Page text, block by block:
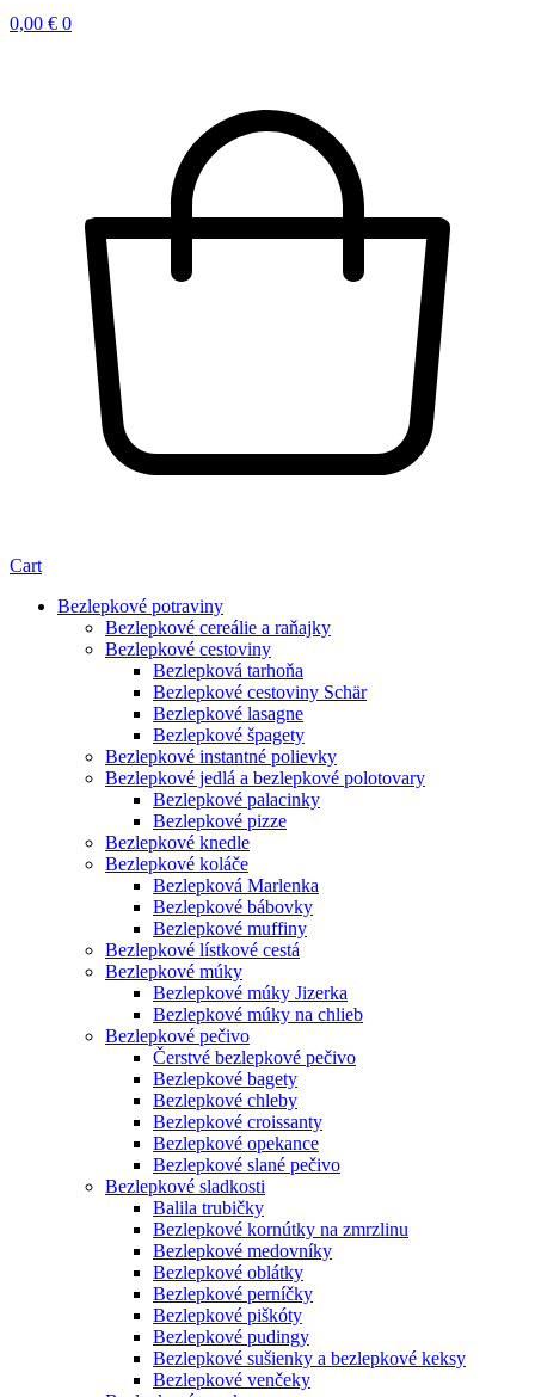
0,00 € 0
Cart
Bezlepkové potraviny
Bezlepkové cereálie a raňajky
Bezlepkové cestoviny
Bezlepková tarhoňa
Bezlepkové cestoviny Schär
Bezlepkové lasagne
Bezlepkové špagety
Bezlepkové instantné polievky
Bezlepkové jedlá a bezlepkové polotovary
Bezlepkové palacinky
Bezlepkové pizze
Bezlepkové knedle
Bezlepkové koláče
Bezlepková Marlenka
Bezlepkové bábovky
Bezlepkové muffiny
Bezlepkové lístkové cestá
Bezlepkové múky
Bezlepkové múky Jizerka
Bezlepkové múky na chlieb
Bezlepkové pečivo
Čerstvé bezlepkové pečivo
Bezlepkové bagety
Bezlepkové chleby
Bezlepkové croissanty
Bezlepkové opekance
Bezlepkové slané pečivo
Bezlepkové sladkosti
Balila trubičky
Bezlepkové kornútky na zmrzlinu
Bezlepkové medovníky
Bezlepkové oblátky
Bezlepkové perníčky
Bezlepkové piškóty
Bezlepkové pudingy
Bezlepkové sušienky a bezlepkové keksy
Bezlepkové venčeky